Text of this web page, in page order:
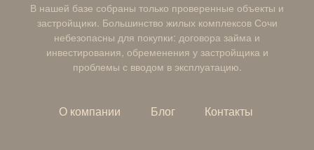
В нашей базе собраны только проверенные объекты и
застройщики. Большинство жилых комплексов Сочи
небезопасны для покупки: договора займа и
инвестирования, обременения у застройщика и
проблемы с вводом в эксплуатацию.
Контакты
Блог
О компании